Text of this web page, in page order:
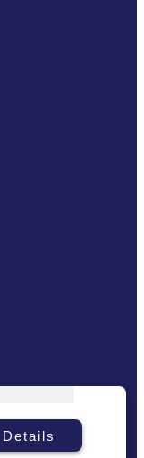
Details